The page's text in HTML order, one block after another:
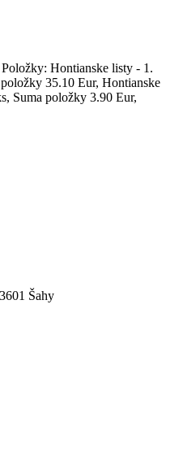
Hontianske listy - 1.
35.10 Eur, Hontianske
Suma položky 3.90 Eur,
Šahy